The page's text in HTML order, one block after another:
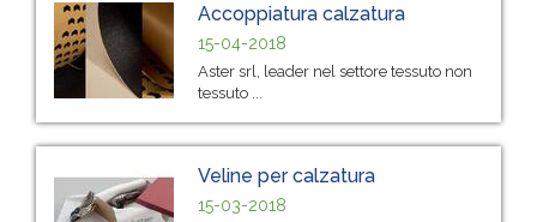
Accoppiatura calzatura
15-04-2018
Aster srl, leader nel settore tessuto non
tessuto ...
Veline per calzatura
15-03-2018